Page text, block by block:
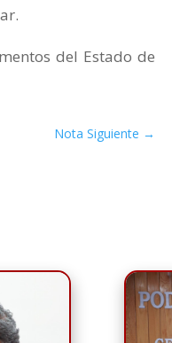
del Estado de
Nota Siguiente →